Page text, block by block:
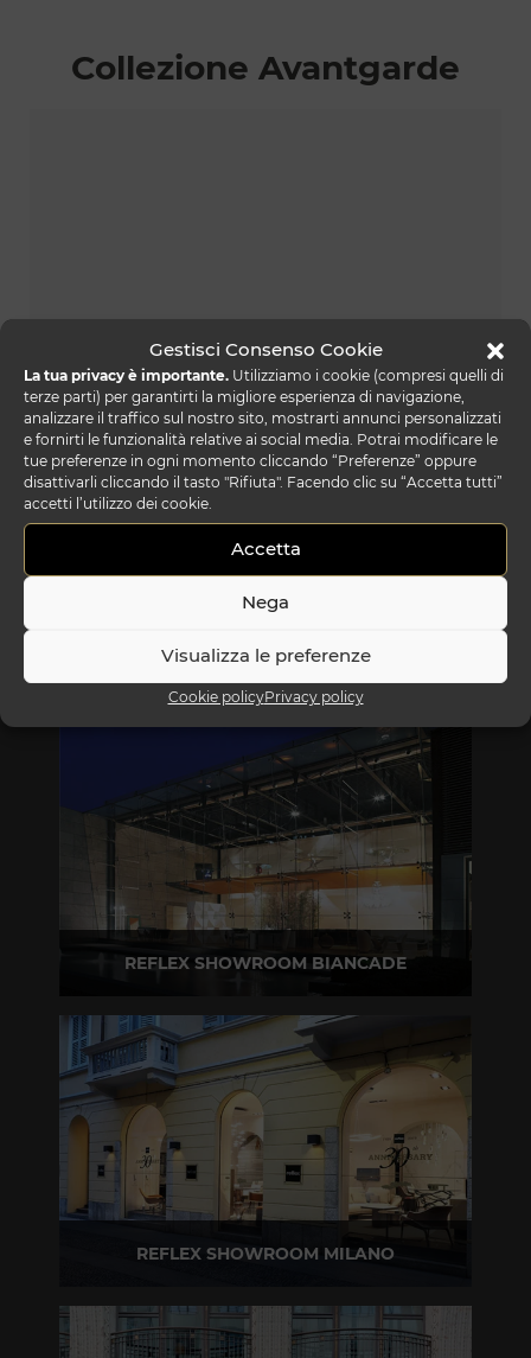
Gestisci Consenso Cookie
La tua privacy è importante. Utilizziamo i cookie (compresi quelli di
terze parti) per garantirti la migliore esperienza di navigazione,
analizzare il traffico sul nostro sito, mostrarti annunci personalizzati
e fornirti le funzionalità relative ai social media. Potrai modificare le
tue preferenze in ogni momento cliccando “Preferenze” oppure
disattivarli cliccando il tasto "Rifiuta". Facendo clic su “Accetta tutti”
accetti l’utilizzo dei cookie.
Accetta
Nega
Visualizza le preferenze
Cookie policyPrivacy policy
Collezione Avantgarde
avantgarde console
REFLEX SHOWROOM BIANCADE
T +39 0422 849201
REFLEX SHOWROOM MILANO
T +39 02 80582955